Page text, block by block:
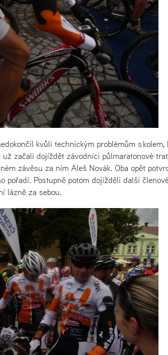
kvůli technickým problémům s
začali dojíždět závodníci půlmaratonové
závěsu za ním Aleš Novák. Oba opět
pořadí. Postupně potom dojížděli další
lázně za sebou.